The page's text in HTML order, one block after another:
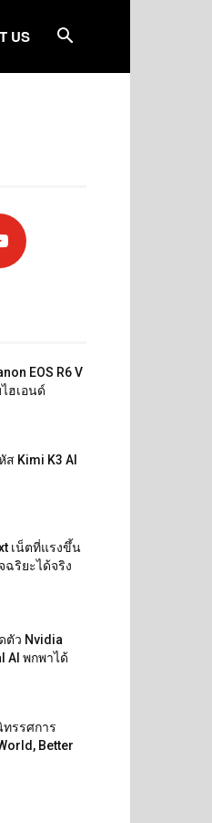
US
EOS R6 V
ฮเอนด์
Kimi K3 AI
เน็ตที่แรงขึ้น
ฉริยะได้จริง
ตัว Nvidia
AI พกพาได้
ทรรศการ
Better